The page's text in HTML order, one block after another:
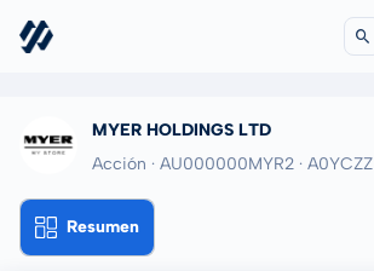
MYER HOLDINGS LTD
Acción · AU000000MYR2 · A0YCZZ
Resumen